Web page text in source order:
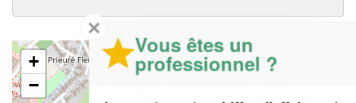
+
−
✕
Vous êtes un
professionnel ?